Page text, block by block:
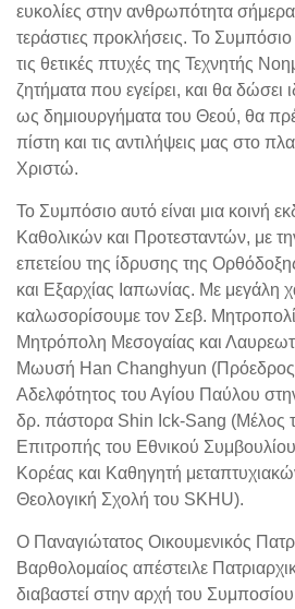
ευκολίες στην ανθρωπότητα
τεράστιες προκλήσεις. Το
τις θετικές πτυχές της Τεχνητής
ζητήματα που εγείρει, και θα δώσει
ως δημιουργήματα του Θεού, θα
πίστη και τις αντιλήψεις μας στο
Χριστώ.
Το Συμπόσιο αυτό είναι μια κοινή
Καθολικών και Προτεσταντών, με
επετείου της ίδρυσης της
και Εξαρχίας Ιαπωνίας. Με μεγάλη
καλωσορίσουμε τον Σεβ.
Μητρόπολη Μεσογαίας και
Μωυσή Han Changhyun (Πρόεδρος
Αδελφότητος του Αγίου Παύλου
δρ. πάστορα Shin Ick-Sang (Μέλος
Επιτροπής του Εθνικού
Κορέας και Καθηγητή
Θεολογική Σχολή του SKHU).
Ο Παναγιώτατος Οικουμενικός
Βαρθολομαίος απέστειλε
διαβαστεί στην αρχή του